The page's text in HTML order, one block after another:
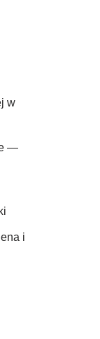
w
—
i